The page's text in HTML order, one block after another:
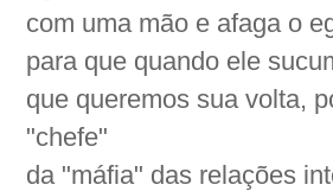
com uma mão e afaga o
para que quando ele
que queremos sua volta,
"chefe"
da "máfia" das relações